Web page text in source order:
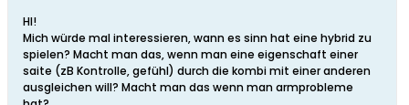
HI!
Mich würde mal interessieren, wann es sinn hat eine hybrid zu
spielen? Macht man das, wenn man eine eigenschaft einer
saite (zB Kontrolle, gefühl) durch die kombi mit einer anderen
ausgleichen will? Macht man das wenn man armprobleme